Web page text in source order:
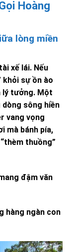
Hoàng
lòng miền
xế lái. Nếu
khỏi sự ồn ào
lý tưởng. Một
sông hiền
vang vọng
mà bánh pía,
thuồng”
đậm văn
hàng ngàn con